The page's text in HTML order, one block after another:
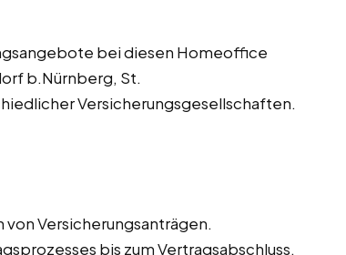
bei diesen Homeoffice
b.Nürnberg, St.
Versicherungsgesellschaften.
Versicherungsanträgen.
bis zum Vertragsabschluss.